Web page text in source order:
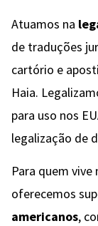
Atuamos na
de traduções
cartório e
Haia.
para uso nos
legalização de
Para quem
oferecemos
americanos,